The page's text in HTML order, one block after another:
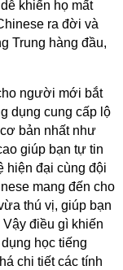
khiến họ mất
ra đời và
Trung hàng đầu,
người mới bắt
dụng cung cấp lộ
bản nhất như
giúp bạn tự tin
hiện đại cùng đội
mang đến cho
thú vị, giúp bạn
Vậy điều gì khiến
học tiếng
chi tiết các tính